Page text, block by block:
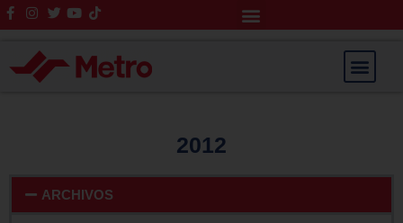
Saltar
al
2012
ARCHIVOS